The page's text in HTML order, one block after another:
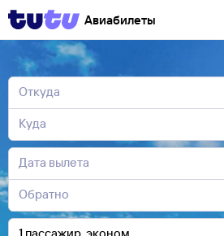
Авиабилеты